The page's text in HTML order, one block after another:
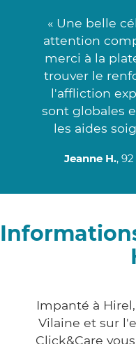
« Une belle
attention
merci à la
trouver le
l'affliction
sont globales
les aides
Jeanne H.,
Impanté à
Vilaine et sur
Click&Care